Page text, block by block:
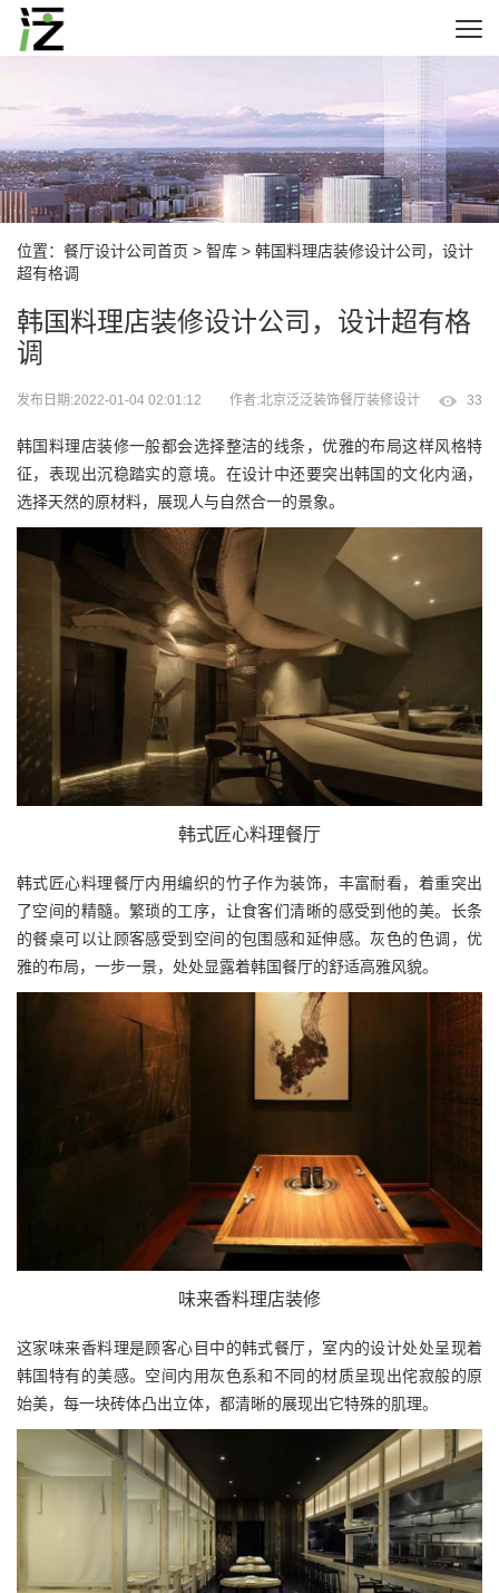
位置： 餐厅设计公司首页 > 智库 > 韩国料理店装修设计公司，设计
超有格调
韩国料理店装修设计公司，设计超有格
调
发布日期:2022-01-04 02:01:12 作者:北京泛泛装饰餐厅装修设计 33
韩国料理店装修一般都会选择整洁的线条，优雅的布局这样风格特
征，表现出沉稳踏实的意境。在设计中还要突出韩国的文化内涵，
选择天然的原材料，展现人与自然合一的景象。
韩式匠心料理餐厅
韩式匠心料理餐厅内用编织的竹子作为装饰，丰富耐看，着重突出
了空间的精髓。繁琐的工序，让食客们清晰的感受到他的美。长条
的餐桌可以让顾客感受到空间的包围感和延伸感。灰色的色调，优
雅的布局，一步一景，处处显露着韩国餐厅的舒适高雅风貌。
味来香料理店装修
这家味来香料理是顾客心目中的韩式餐厅，室内的设计处处呈现着
韩国特有的美感。空间内用灰色系和不同的材质呈现出侘寂般的原
始美，每一块砖体凸出立体，都清晰的展现出它特殊的肌理。